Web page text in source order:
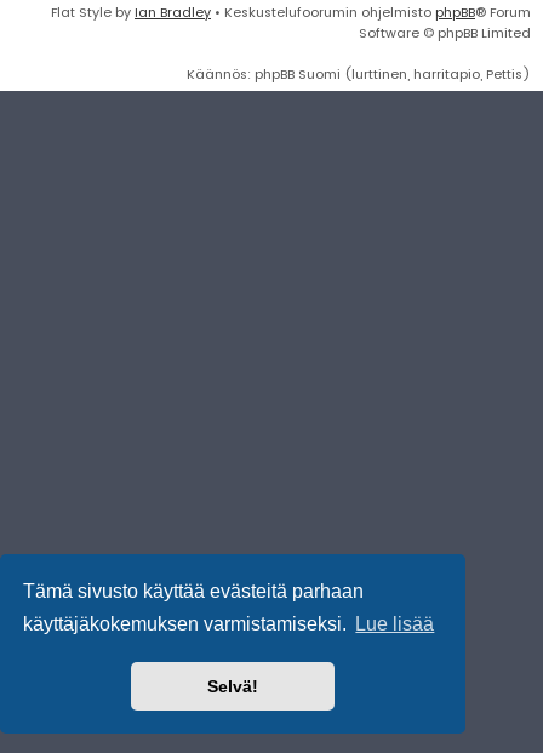
Tämä sivusto käyttää evästeitä parhaan
käyttäjäkokemuksen varmistamiseksi.
Lue lisää
Selvä!
Flat Style by Ian Bradley • Keskustelufoorumin ohjelmisto phpBB® Forum
Software © phpBB Limited
Käännös: phpBB Suomi (lurttinen, harritapio, Pettis)